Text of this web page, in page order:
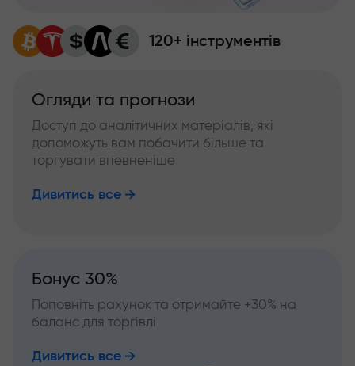
120+ інструментів
Огляди та прогнози
Доступ до аналітичних матеріалів, які
допоможуть вам побачити більше та
торгувати впевненіше
Дивитись все
Бонус 30%
Поповніть рахунок та отримайте +30% на
баланс для торгівлі
Дивитись все